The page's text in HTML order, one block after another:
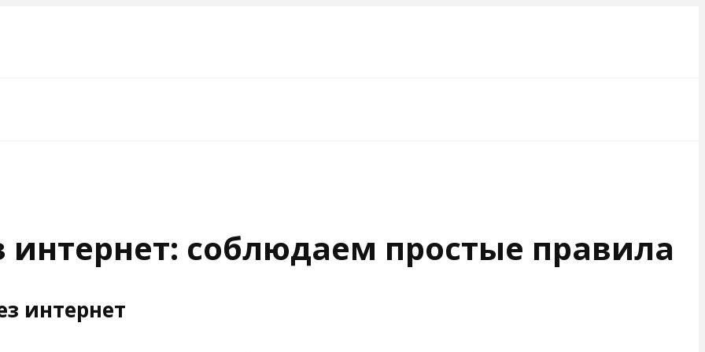
интернет: соблюдаем простые правила
интернет